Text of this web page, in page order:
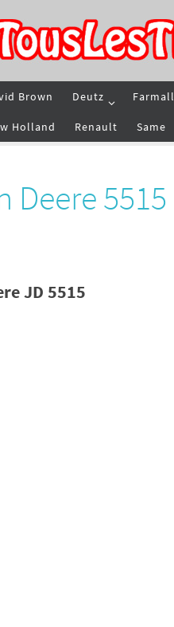
Brown Deutz Farmall
Holland Renault Same
Deere 5515
JD 5515